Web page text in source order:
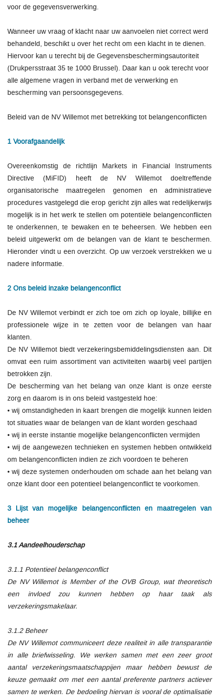
voor de gegevensverwerking.
Wanneer uw vraag of klacht naar uw aanvoelen niet correct werd
behandeld, beschikt u over het recht om een klacht in te dienen.
Hiervoor kan u terecht bij de Gegevensbeschermingsautoriteit
(Drukpersstraat 35 te 1000 Brussel). Daar kan u ook terecht voor
alle algemene vragen in verband met de verwerking en
bescherming van persoonsgegevens.
Beleid van de NV Willemot met betrekking tot belangenconflicten
1 Voorafgaandelijk
Overeenkomstig de richtlijn Markets in Financial Instruments
Directive (MiFID) heeft de NV Willemot doeltreffende
organisatorische maatregelen genomen en administratieve
procedures vastgelegd die erop gericht zijn alles wat redelijkerwijs
mogelijk is in het werk te stellen om potentiële belangenconflicten
te onderkennen, te bewaken en te beheersen. We hebben een
beleid uitgewerkt om de belangen van de klant te beschermen.
Hieronder vindt u een overzicht. Op uw verzoek verstrekken we u
nadere informatie.
2 Ons beleid inzake belangenconflict
De NV Willemot verbindt er zich toe om zich op loyale, billijke en
professionele wijze in te zetten voor de belangen van haar
klanten.
De NV Willemot biedt verzekeringsbemiddelingsdiensten aan. Dit
omvat een ruim assortiment van activiteiten waarbij veel partijen
betrokken zijn.
De bescherming van het belang van onze klant is onze eerste
zorg en daarom is in ons beleid vastgesteld hoe:
• wij omstandigheden in kaart brengen die mogelijk kunnen leiden
tot situaties waar de belangen van de klant worden geschaad
• wij in eerste instantie mogelijke belangenconflicten vermijden
• wij de aangewezen technieken en systemen hebben ontwikkeld
om belangenconflicten indien ze zich voordoen te beheren
• wij deze systemen onderhouden om schade aan het belang van
onze klant door een potentieel belangenconflict te voorkomen.
3 Lijst van mogelijke belangenconflicten en maatregelen van
beheer
3.1 Aandeelhouderschap
3.1.1 Potentieel belangenconflict
De NV Willemot is Member of the OVB Group, wat theoretisch
een invloed zou kunnen hebben op haar taak als
verzekeringsmakelaar.
3.1.2 Beheer
De NV Willemot communiceert deze realiteit in alle transparantie
in alle briefwisseling. We werken samen met een zeer groot
aantal verzekeringsmaatschappijen maar hebben bewust de
keuze gemaakt om met een aantal preferente partners actiever
samen te werken. De bedoeling hiervan is vooral de optimalisatie